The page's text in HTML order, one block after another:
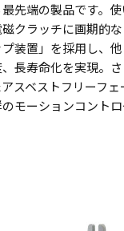
先端の製品です。
クラッチに画期的
装置」を採用し、
長寿命化を実現。
スベストフリーフ
モーションコント